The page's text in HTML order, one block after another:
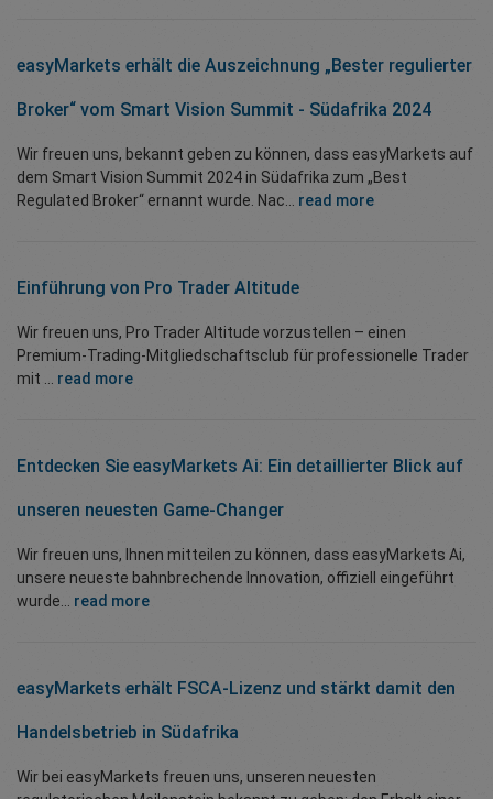
easyMarkets erhält die Auszeichnung „Bester regulierter
Broker“ vom Smart Vision Summit - Südafrika 2024
Wir freuen uns, bekannt geben zu können, dass easyMarkets auf
dem Smart Vision Summit 2024 in Südafrika zum „Best
Regulated Broker“ ernannt wurde. Nac... read more
Einführung von Pro Trader Altitude
Wir freuen uns, Pro Trader Altitude vorzustellen – einen
Premium-Trading-Mitgliedschaftsclub für professionelle Trader
mit ... read more
Entdecken Sie easyMarkets Ai: Ein detaillierter Blick auf
unseren neuesten Game-Changer
Wir freuen uns, Ihnen mitteilen zu können, dass easyMarkets Ai,
unsere neueste bahnbrechende Innovation, offiziell eingeführt
wurde... read more
easyMarkets erhält FSCA-Lizenz und stärkt damit den
Handelsbetrieb in Südafrika
Wir bei easyMarkets freuen uns, unseren neuesten